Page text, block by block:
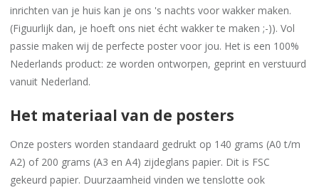
inrichten van je huis kan je ons 's nachts voor wakker maken.
(Figuurlijk dan, je hoeft ons niet écht wakker te maken ;-)). Vol
passie maken wij de perfecte poster voor jou. Het is een 100%
Nederlands product: ze worden ontworpen, geprint en verstuurd
vanuit Nederland.
Het materiaal van de posters
Onze posters worden standaard gedrukt op 140 grams (A0 t/m
A2) of 200 grams (A3 en A4) zijdeglans papier. Dit is FSC
gekeurd papier. Duurzaamheid vinden we tenslotte ook